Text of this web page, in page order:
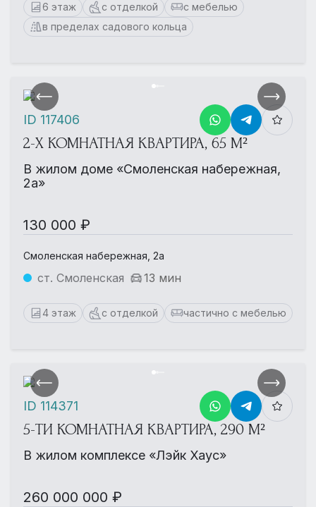
6 этаж с отделкой
с мебелью
в пределах садового кольца
2-Х КОМНАТНАЯ КВАРТИРА, 65 М²
В жилом доме «Смоленская набережная,
2а»
130 000 ₽
Смоленская набережная, 2а
ст. Смоленская 13 мин
4 этаж с отделкой частично с мебелью
ID 117406
5-ТИ КОМНАТНАЯ КВАРТИРА, 290 М²
В жилом комплексе «Лэйк Хаус»
260 000 000 ₽
ID 114371